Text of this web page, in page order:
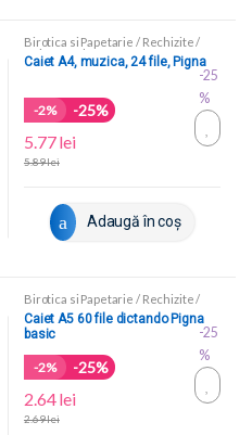
Birotica si Papetarie / Rechizite/
Caiete scolare
Caiet A4, muzica, 24 file, Pigna
-2% -25%
5.77lei
5.89lei
Adaugă în coș
-25
%
Birotica si Papetarie / Rechizite/
Caiete scolare
Caiet A5 60 file dictando Pigna
basic
-2% -25%
2.64lei
2.69lei
-25
%